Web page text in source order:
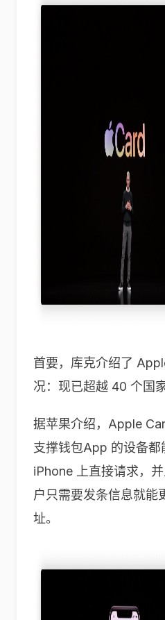
首要，库克介绍了
况：现已超越 40 个国
据苹果介绍，Apple
支撑钱包App 的设备都
iPhone 上直接请求，
户只需要发条信息就能
址。